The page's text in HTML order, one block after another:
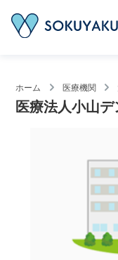
ホーム 医療機関
医療法人小山